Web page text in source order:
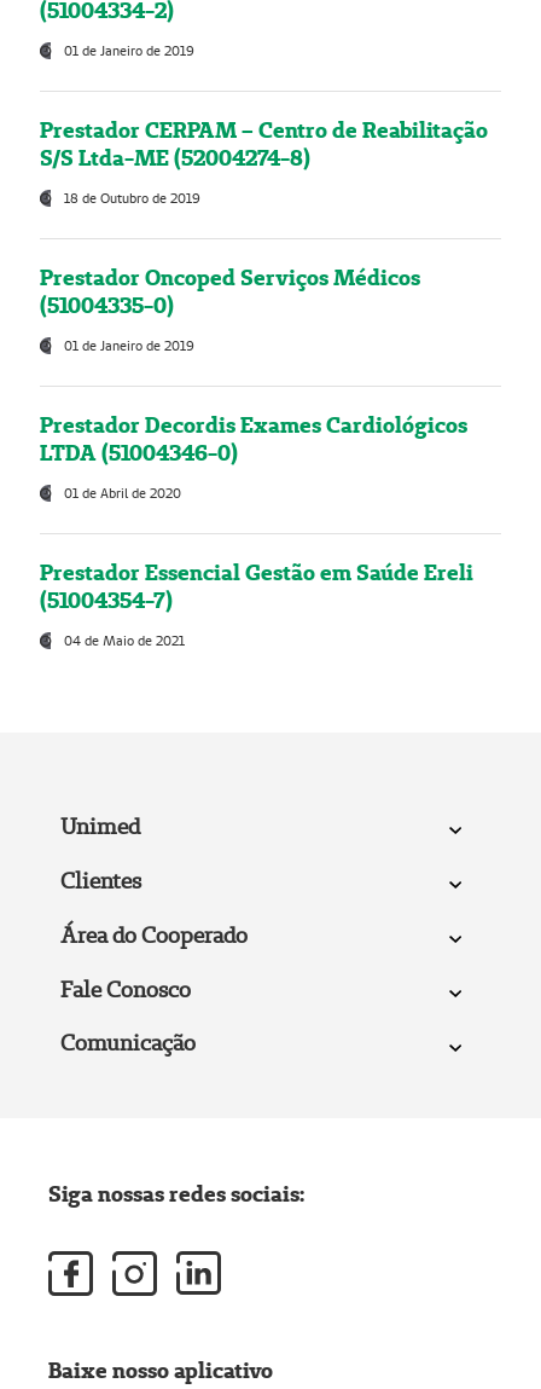
(51004334-2)
01 de Janeiro de 2019
Prestador CERPAM – Centro de Reabilitação
S/S Ltda-ME (52004274-8)
18 de Outubro de 2019
Prestador Oncoped Serviços Médicos
(51004335-0)
01 de Janeiro de 2019
Prestador Decordis Exames Cardiológicos
LTDA (51004346-0)
01 de Abril de 2020
Prestador Essencial Gestão em Saúde Ereli
(51004354-7)
04 de Maio de 2021
Unimed
Clientes
Área do Cooperado
Fale Conosco
Comunicação
Siga nossas redes sociais:
Baixe nosso aplicativo